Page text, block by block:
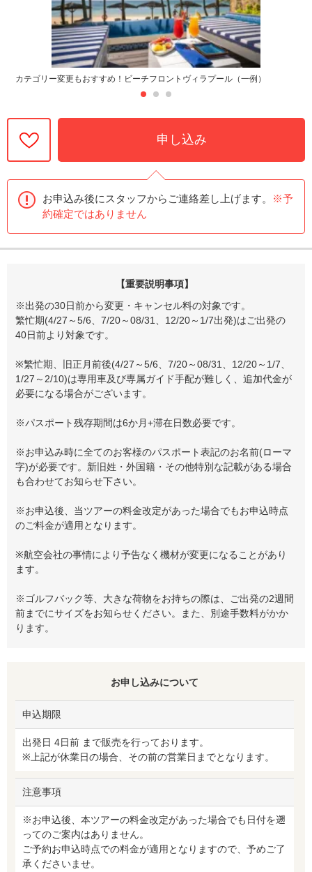
カテゴリー変更もおすすめ！ビーチフロントヴィラプール（一例）
申し込み
お申込み後にスタッフからご連絡差し上げます。
※予
約確定ではありません
【重要説明事項】
※出発の30日前から変更・キャンセル料の対象です。
繁忙期(4/27～5/6、7/20～08/31、12/20～1/7出発)はご出発の
40日前より対象です。
※繁忙期、旧正月前後(4/27～5/6、7/20～08/31、12/20～1/7、
1/27～2/10)は専用車及び専属ガイド手配が難しく、追加代金が
必要になる場合がございます。
※パスポート残存期間は6か月+滞在日数必要です。
※お申込み時に全てのお客様のパスポート表記のお名前(ローマ
字)が必要です。新旧姓・外国籍・その他特別な記載がある場合
も合わせてお知らせ下さい。
※お申込後、当ツアーの料金改定があった場合でもお申込時点
のご料金が適用となります。
※航空会社の事情により予告なく機材が変更になることがあり
ます。
※ゴルフバック等、大きな荷物をお持ちの際は、ご出発の2週間
前までにサイズをお知らせください。また、別途手数料がかか
ります。
お申し込みについて
申込期限
出発日 4日前 まで販売を行っております。
※上記が休業日の場合、その前の営業日までとなります。
注意事項
※お申込後、本ツアーの料金改定があった場合でも日付を遡
ってのご案内はありません。
ご予約お申込時点での料金が適用となりますので、予めご了
承くださいませ。